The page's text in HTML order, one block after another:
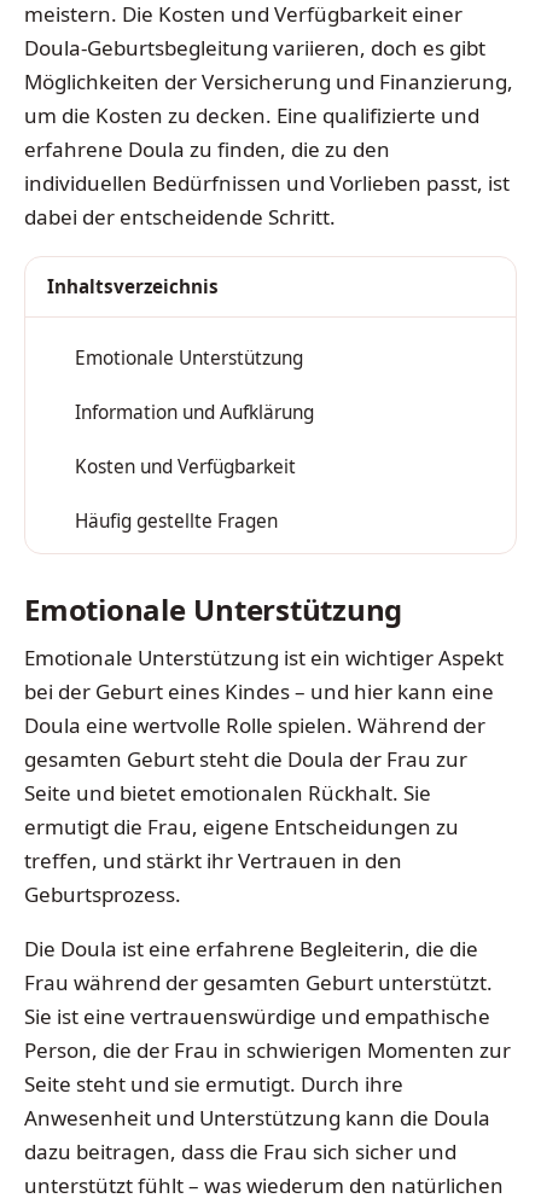
meistern. Die Kosten und Verfügbarkeit einer
Doula-Geburtsbegleitung variieren, doch es gibt
Möglichkeiten der Versicherung und Finanzierung,
um die Kosten zu decken. Eine qualifizierte und
erfahrene Doula zu finden, die zu den
individuellen Bedürfnissen und Vorlieben passt, ist
dabei der entscheidende Schritt.
Inhaltsverzeichnis
Emotionale Unterstützung
Information und Aufklärung
Kosten und Verfügbarkeit
Häufig gestellte Fragen
Emotionale Unterstützung
Emotionale Unterstützung ist ein wichtiger Aspekt
bei der Geburt eines Kindes – und hier kann eine
Doula eine wertvolle Rolle spielen. Während der
gesamten Geburt steht die Doula der Frau zur
Seite und bietet emotionalen Rückhalt. Sie
ermutigt die Frau, eigene Entscheidungen zu
treffen, und stärkt ihr Vertrauen in den
Geburtsprozess.
Die Doula ist eine erfahrene Begleiterin, die die
Frau während der gesamten Geburt unterstützt.
Sie ist eine vertrauenswürdige und empathische
Person, die der Frau in schwierigen Momenten zur
Seite steht und sie ermutigt. Durch ihre
Anwesenheit und Unterstützung kann die Doula
dazu beitragen, dass die Frau sich sicher und
unterstützt fühlt – was wiederum den natürlichen